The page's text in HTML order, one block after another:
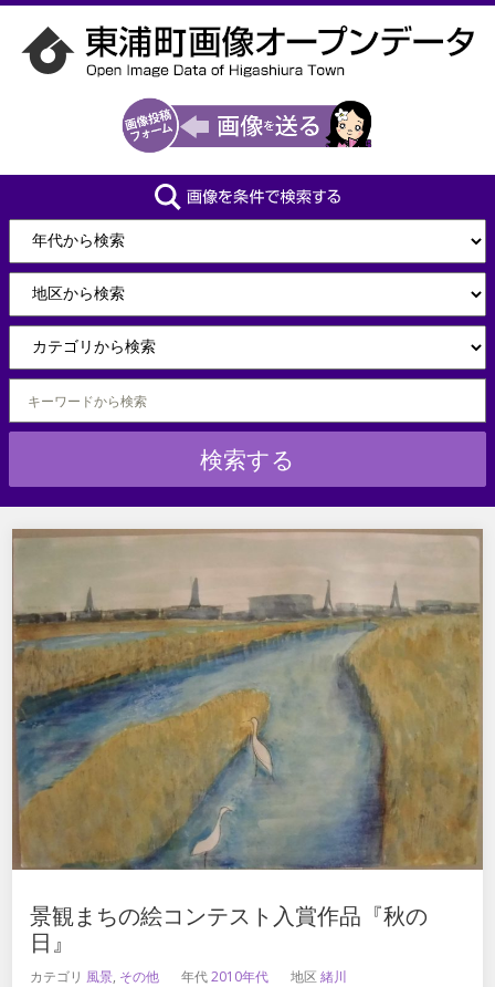
景観まちの絵コンテスト入賞作品『秋の
日』
カテゴリ 風景, その他 年代2010年代 地区緒川